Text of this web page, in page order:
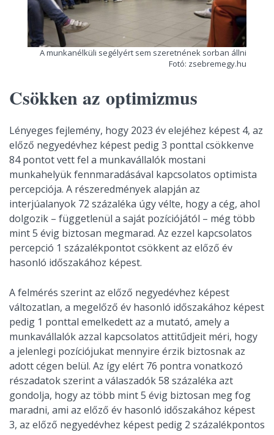
A munkanélküli segélyért sem szeretnének sorban állni
Fotó: zsebremegy.hu
Csökken az optimizmus
Lényeges fejlemény, hogy 2023 év elejéhez képest 4, az
előző negyedévhez képest pedig 3 ponttal csökkenve
84 pontot vett fel a munkavállalók mostani
munkahelyük fennmaradásával kapcsolatos optimista
percepciója. A részeredmények alapján az
interjúalanyok 72 százaléka úgy vélte, hogy a cég, ahol
dolgozik – függetlenül a saját pozíciójától – még több
mint 5 évig biztosan megmarad. Az ezzel kapcsolatos
percepció 1 százalékpontot csökkent az előző év
hasonló időszakához képest.
A felmérés szerint az előző negyedévhez képest
változatlan, a megelőző év hasonló időszakához képest
pedig 1 ponttal emelkedett az a mutató, amely a
munkavállalók azzal kapcsolatos attitűdjeit méri, hogy
a jelenlegi pozíciójukat mennyire érzik biztosnak az
adott cégen belül. Az így elért 76 pontra vonatkozó
részadatok szerint a válaszadók 58 százaléka azt
gondolja, hogy az több mint 5 évig biztosan meg fog
maradni, ami az előző év hasonló időszakához képest
3, az előző negyedévhez képest pedig 2 százalékpontos